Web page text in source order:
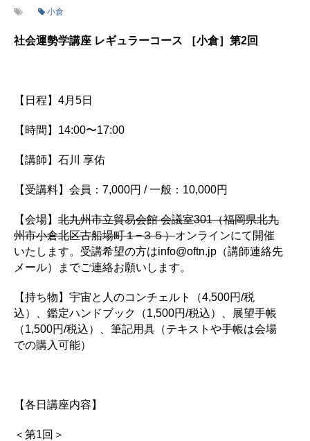
小倉
社会運勢学講座 レギュラーコース ［小倉］第2回
【日程】4月5日
【時間】14:00〜17:00
【講師】石川 享佑
【受講料】会員：7,000円 / 一般：10,000円
【会場】 北九州市立貿易会館 会議室301（福岡県北九
州市小倉北区古船場町１−３５）オンラインにて開催
いたします。受講希望の方はinfo@oftn.jp（講師連絡先
メール）までご連絡お願いします。
【持ち物】宇宙と人のコンチェルト（4,500円/税
込）、鑑定ハンドブック（1,500円/税込）、展望手帳
（1,500円/税込）、筆記用具（テキストや手帳は会場
での購入可能）
【各日講座内容】
＜第1回＞